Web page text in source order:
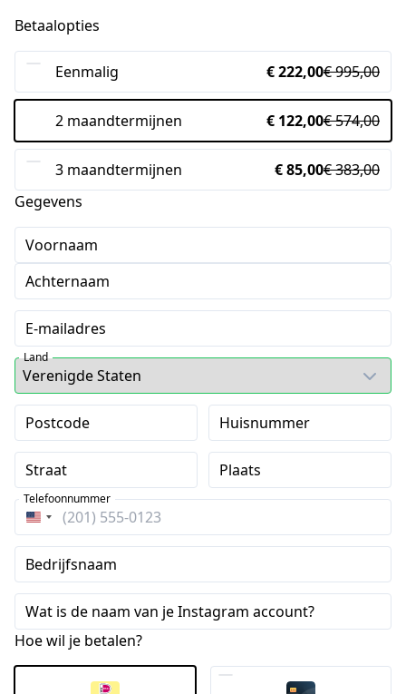
Betaalopties
Eenmalig € 222,00€ 995,00
2 maandtermijnen € 122,00€ 574,00
3 maandtermijnen € 85,00€ 383,00
Gegevens
Voornaam
Achternaam
E-mailadres
Land
Postcode Huisnummer
Straat Plaats
Verenigde
Staten
+1
Telefoonnummer
Bedrijfsnaam
Wat is de naam van je Instagram account?
Hoe wil je betalen?